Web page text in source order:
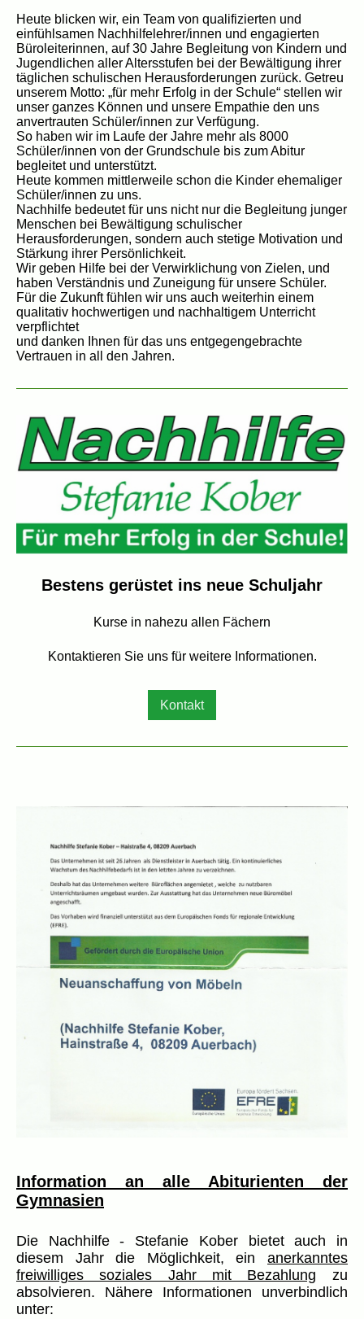
Heute blicken wir, ein Team von qualifizierten und
einfühlsamen Nachhilfelehrer/innen und engagierten
Büroleiterinnen, auf 30 Jahre Begleitung von Kindern und
Jugendlichen aller Altersstufen bei der Bewältigung ihrer
täglichen schulischen Herausforderungen zurück. Getreu
unserem Motto: „für mehr Erfolg in der Schule“ stellen wir
unser ganzes Können und unsere Empathie den uns
anvertrauten Schüler/innen zur Verfügung.
So haben wir im Laufe der Jahre mehr als 8000
Schüler/innen von der Grundschule bis zum Abitur
begleitet und unterstützt.
Heute kommen mittlerweile schon die Kinder ehemaliger
Schüler/innen zu uns.
Nachhilfe bedeutet für uns nicht nur die Begleitung junger
Menschen bei Bewältigung schulischer
Herausforderungen, sondern auch stetige Motivation und
Stärkung ihrer Persönlichkeit.
Wir geben Hilfe bei der Verwirklichung von Zielen, und
haben Verständnis und Zuneigung für unsere Schüler.
Für die Zukunft fühlen wir uns auch weiterhin einem
qualitativ hochwertigen und nachhaltigem Unterricht
verpflichtet
und danken Ihnen für das uns entgegengebrachte
Vertrauen in all den Jahren.
Bestens gerüstet ins neue Schuljahr
Kurse in nahezu allen Fächern
Kontaktieren Sie uns für weitere Informationen.
Kontakt
Information an alle Abiturienten der
Gymnasien
Die Nachhilfe - Stefanie Kober bietet auch in
diesem Jahr die Möglichkeit, ein
anerkanntes
freiwilliges soziales Jahr mit Bezahlung
zu
absolvieren. Nähere Informationen unverbindlich
unter: